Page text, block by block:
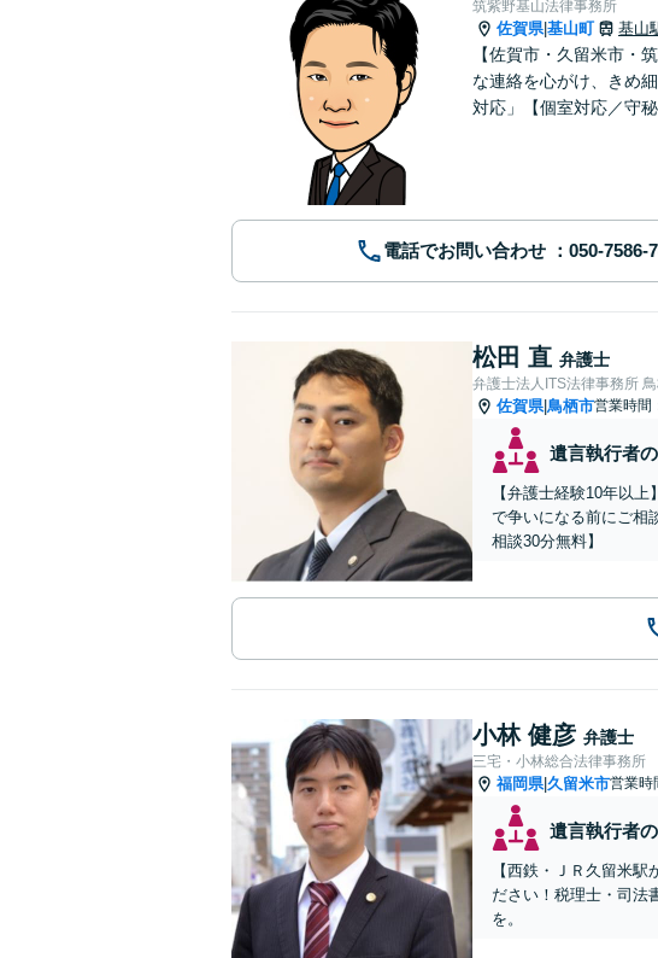
筑紫野基山法律事務所
佐賀県|基山町 基山
【佐賀市・久留米市・
な連絡を心がけ、きめ
対応」【個室対応／守秘
電話でお問い合わせ
松田 直 弁護士
弁護士法人ITS法律事務所
佐賀県|鳥栖市営業時間
遺言執行者
【弁護士経験10年以
で争いになる前にご相
相談30分無料】
小林 健彦 弁護士
三宅・小林総合法律事務所
福岡県|久留米市営業時
遺言執行者
【西鉄・ＪＲ久留米
ださい！税理士・司法
を。